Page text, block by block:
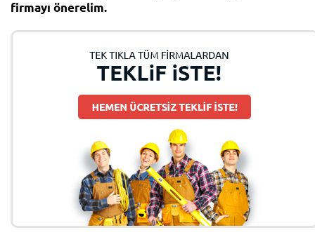
firmayı önerelim.